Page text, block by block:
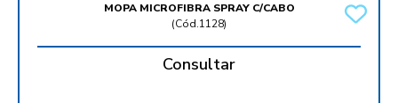
MOPA MICROFIBRA SPRAY C/CABO
(Cód.1128)
Consultar